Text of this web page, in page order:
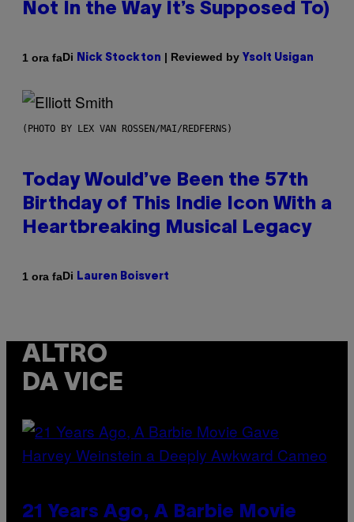
Not In the Way It’s Supposed To)
1 ora faDi Nick Stockton | Reviewed by Ysolt Usigan
(PHOTO BY LEX VAN ROSSEN/MAI/REDFERNS)
Today Would’ve Been the 57th
Birthday of This Indie Icon With a
Heartbreaking Musical Legacy
1 ora faDi Lauren Boisvert
ALTRO
DA VICE
21 Years Ago, A Barbie Movie